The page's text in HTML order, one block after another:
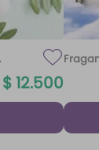
$12.500